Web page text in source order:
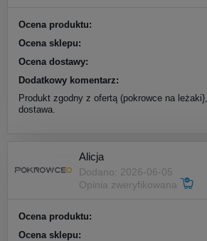
Ocena produktu:
Ocena sklepu:
Ocena dostawy:
Dodatkowy komentarz:
Produkt zgodny z ofertą (pokrowce na
dostawa.
Alicja
Dodano: 2026-06-05
Opinia zweryfikowana
Ocena produktu:
Ocena sklepu: